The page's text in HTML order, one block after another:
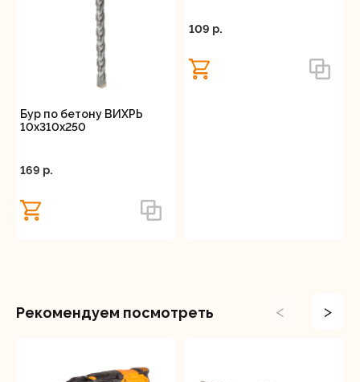
Бур по бетону ВИХРЬ
10x310x250
169 p.
109 p.
Рекомендуем посмотреть < >